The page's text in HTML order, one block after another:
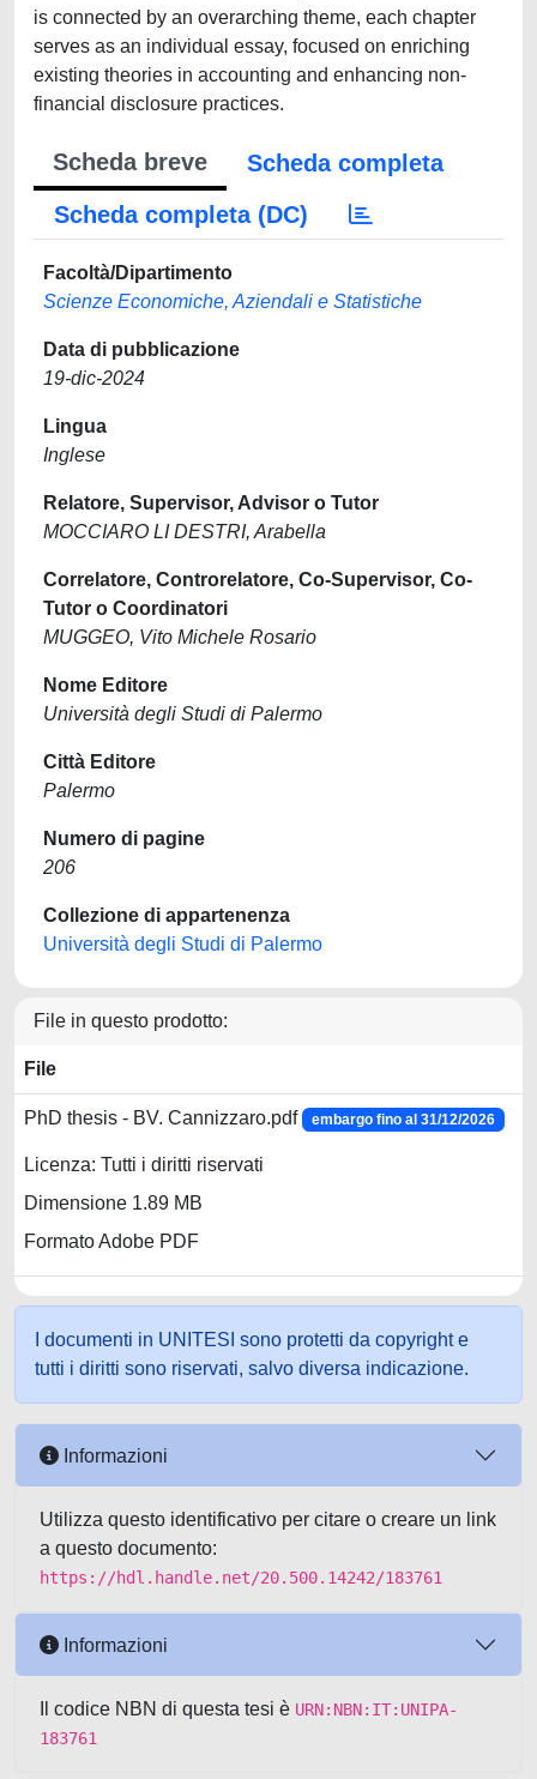
is connected by an overarching theme, each chapter
serves as an individual essay, focused on enriching
existing theories in accounting and enhancing non-
financial disclosure practices.
Scheda breve
Scheda completa
Scheda completa (DC)
Facoltà/Dipartimento
Scienze Economiche, Aziendali e Statistiche
Data di pubblicazione
19-dic-2024
Lingua
Inglese
Relatore, Supervisor, Advisor o Tutor
MOCCIARO LI DESTRI, Arabella
Correlatore, Controrelatore, Co-Supervisor, Co-
Tutor o Coordinatori
MUGGEO, Vito Michele Rosario
Nome Editore
Università degli Studi di Palermo
Città Editore
Palermo
Numero di pagine
206
Collezione di appartenenza
Università degli Studi di Palermo
File in questo prodotto:
File
PhD thesis - BV. Cannizzaro.pdf embargo fino al 31/12/2026
Licenza: Tutti i diritti riservati
Dimensione 1.89 MB
Formato Adobe PDF
I documenti in UNITESI sono protetti da copyright e
tutti i diritti sono riservati, salvo diversa indicazione.
Informazioni
Utilizza questo identificativo per citare o creare un link
a questo documento:
https://hdl.handle.net/20.500.14242/183761
Informazioni
Il codice NBN di questa tesi è URN:NBN:IT:UNIPA-
183761